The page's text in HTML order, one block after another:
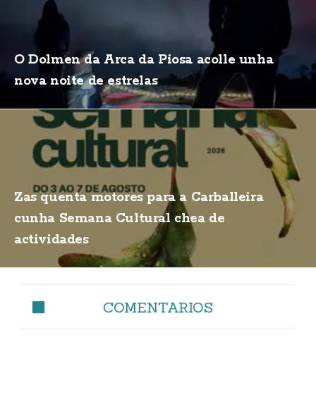
O Dolmen da Arca da Piosa acolle unha
nova noite de estrelas
Zas quenta motores para a Carballeira
cunha Semana Cultural chea de
actividades
COMENTARIOS